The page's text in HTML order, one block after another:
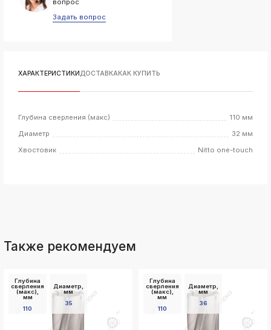
ksldkfjsdlfkjsls;ldfkgjsdl;kfkфыва
ksldkfjsdlfkjsls;ldfkgjsdl;kfkфыва
ksldkfjsdlfkjsls;ldfkgjsdl;kfkфыва
k
вопрос
Задать вопрос
ХАРАКТЕРИСТИКИ ДОСТАВКАКАК КУПИТЬ
Глубина сверления (макс)
110 мм
Диаметр
32 мм
Хвостовик
Nitto one-touch
Также рекомендуем
Глубина
сверления
(макс),
мм
110
Диаметр,
мм
35
Глубина
сверления
(макс),
мм
110
Диаметр,
мм
36